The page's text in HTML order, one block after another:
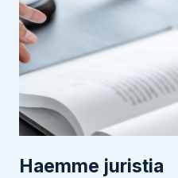
Haemme juristia